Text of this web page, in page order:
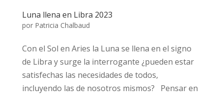
Luna llena en Libra 2023
por Patricia Chalbaud
Con el Sol en Aries la Luna se llena en el signo
de Libra y surge la interrogante ¿pueden estar
satisfechas las necesidades de todos,
incluyendo las de nosotros mismos? Pensar en